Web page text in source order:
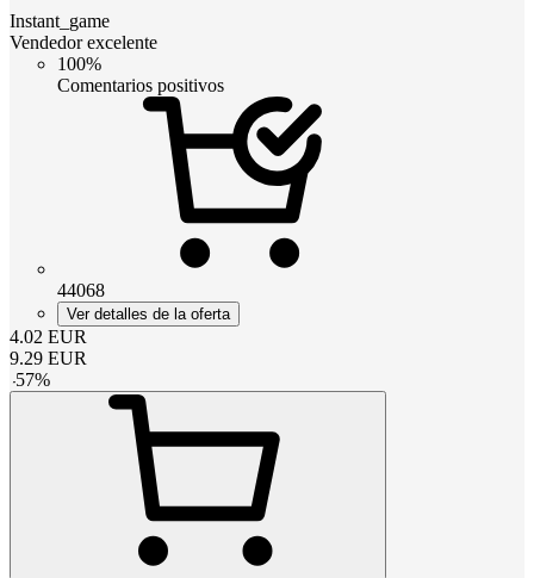
Instant_game
Vendedor excelente
100%
Comentarios positivos
44068
Ver detalles de la oferta
4.02 EUR
9.29 EUR
-57%